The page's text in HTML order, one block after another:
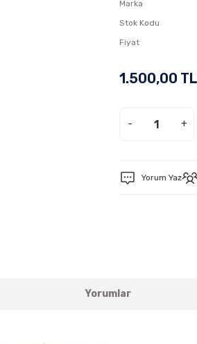
Marka
Stok Kodu
Fiyat
1.500,00 TL
- +
Yorum Yaz
Yorumlar